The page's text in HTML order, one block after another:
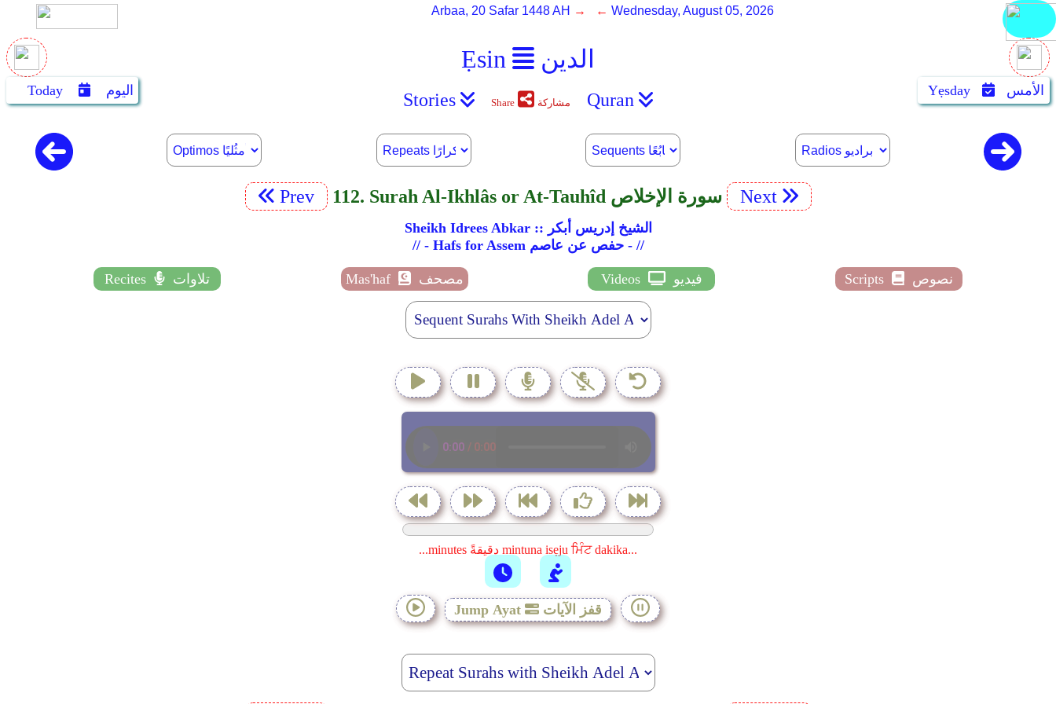
Ẹsin الدين
Arbaa, 20 Safar 1448 AH → ← Wednesday, August 05, 2026
Today اليوم Yẹsday الأمس Stories Share مشاركة Quran
Prev 112. Surah Al-Ikhlâs or At-Tauhîd سورة الإخلاص Next
Sheikh Idrees Abkar :: الشيخ إدريس أبكر
// - Hafs for Assem حفص عن عاصم - //
Recites تلاوات Mas'haf مصحف Videos فيديو Scripts نصوص
...minutes دقيقةً mintuna isẹju ਮਿੰਟ dakika...
Jump Ayat قفز الآيات